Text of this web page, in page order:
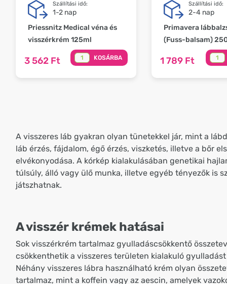
Szállítási idő:
1-2 nap
Priessnitz Medical véna és
visszérkrém 125ml
3 562 Ft KOSÁRBA
Szállítási idő:
2-4 nap
Primavera
(Fuss-balsam)
1 789 Ft
A visszeres láb gyakran olyan tünetekkel jár, mint a
láb érzés, fájdalom, égő érzés, viszketés, illetve a bőr
elvékonyodása. A kórkép kialakulásában genetikai
túlsúly, álló vagy ülő munka, illetve egyéb tényezők is
játszhatnak.
A visszér krémek hatásai
Sok visszérkrém tartalmaz gyulladáscsökkentő
csökkenthetik a visszeres területen kialakuló
Néhány visszeres lábra használható krém olyan
tartalmaz, mint a koffein vagy az aescin, amelyek